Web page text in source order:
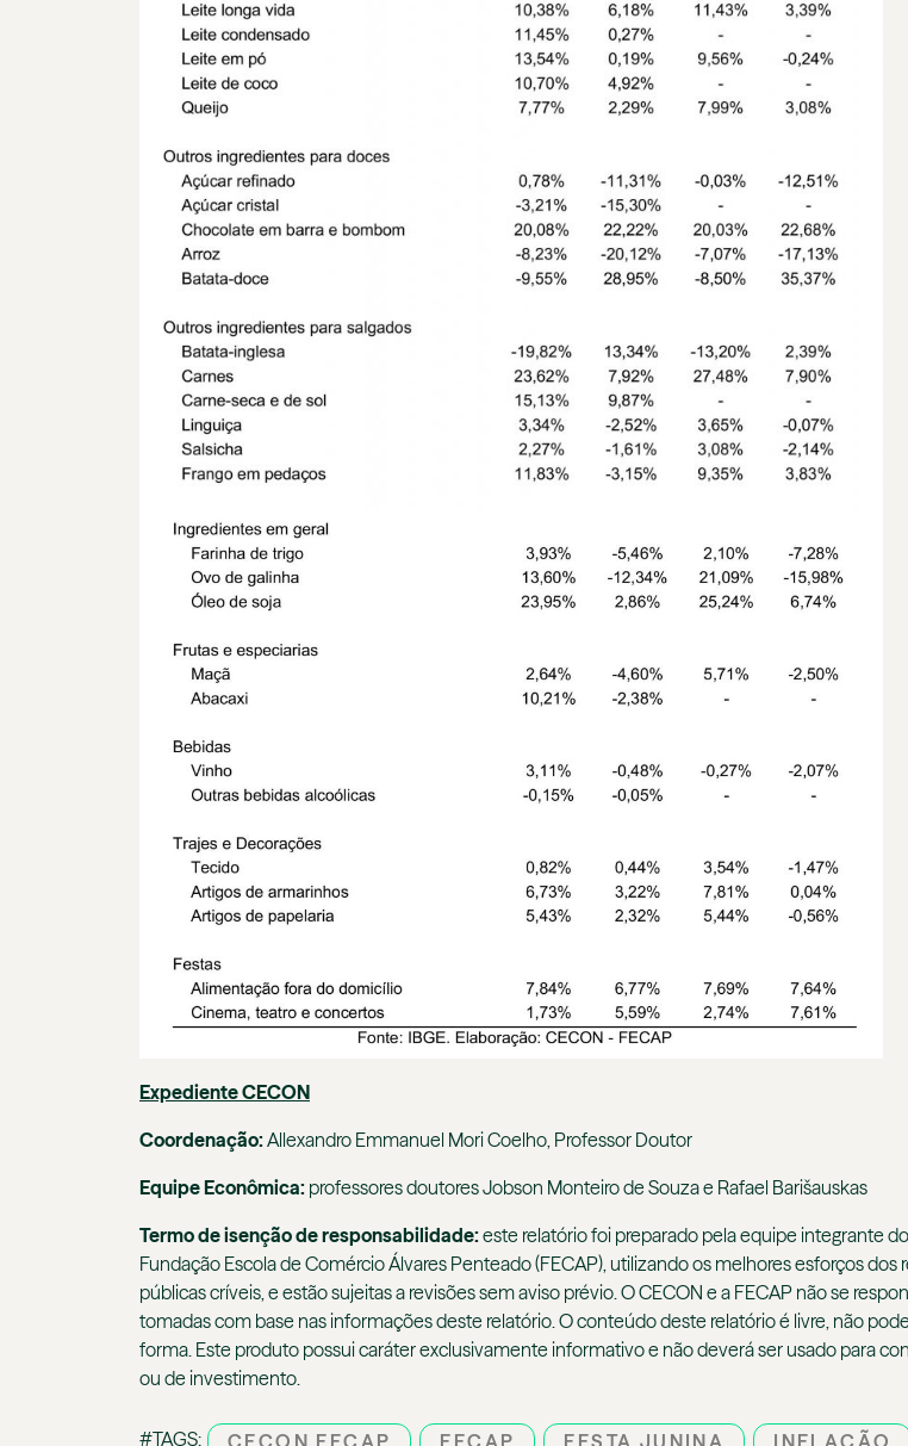
Expediente CECON
Coordenação:Allexandro Emmanuel Mori Coelho, Professor Doutor
Equipe Econômica: professores doutores Jobson Monteiro de Souza e Rafael Barišauskas
Termo de isenção de responsabilidade:este relatório foi preparado pela equipe integrante
Fundação Escola de Comércio Álvares Penteado (FECAP), utilizando os melhores esforços
públicas críveis, e estão sujeitas a revisões sem aviso prévio. O CECON e a FECAP não se
tomadas com base nas informações deste relatório. O conteúdo deste relatório é livre, não
forma. Este produto possui caráter exclusivamente informativo e não deverá ser usado para
ou de investimento.
#TAGS: